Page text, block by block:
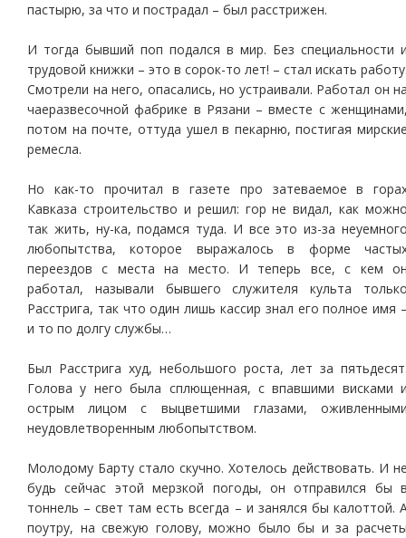
пастырю, за что и пострадал – был расстрижен.
И тогда бывший поп подался в мир. Без специальности
трудовой книжки – это в сорок-то лет! – стал искать
Смотрели на него, опасались, но устраивали. Работал он
чаеразвесочной фабрике в Рязани – вместе с
потом на почте, оттуда ушел в пекарню, постигая
ремесла.
Но как-то прочитал в газете про затеваемое в
Кавказа строительство и решил: гор не видал, как
так жить, ну-ка, подамся туда. И все это из-за
любопытства, которое выражалось в форме
переездов с места на место. И теперь все, с кем
работал, называли бывшего служителя культа
Расстрига, так что один лишь кассир знал его полное имя
и то по долгу службы…
Был Расстрига худ, небольшого роста, лет за
Голова у него была сплющенная, с впавшими висками
острым лицом с выцветшими глазами,
неудовлетворенным любопытством.
Молодому Барту стало скучно. Хотелось действовать. И
будь сейчас этой мерзкой погоды, он отправился бы
тоннель – свет там есть всегда – и занялся бы калоттой.
поутру, на свежую голову, можно было бы и за